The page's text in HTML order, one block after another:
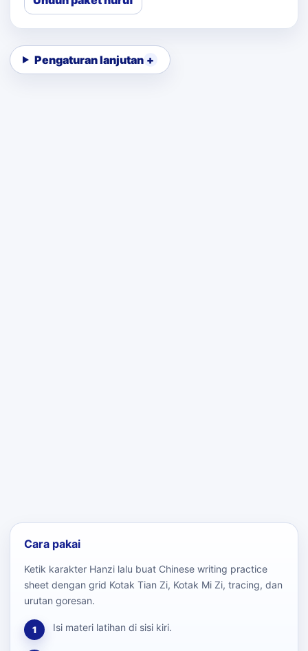
Pengaturan lanjutan
Cara pakai
Ketik karakter Hanzi lalu buat Chinese writing practice
sheet dengan grid Kotak Tian Zi, Kotak Mi Zi, tracing, dan
urutan goresan.
1 Isi materi latihan di sisi kiri.